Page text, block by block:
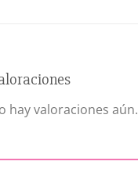
hay valoraciones aún.